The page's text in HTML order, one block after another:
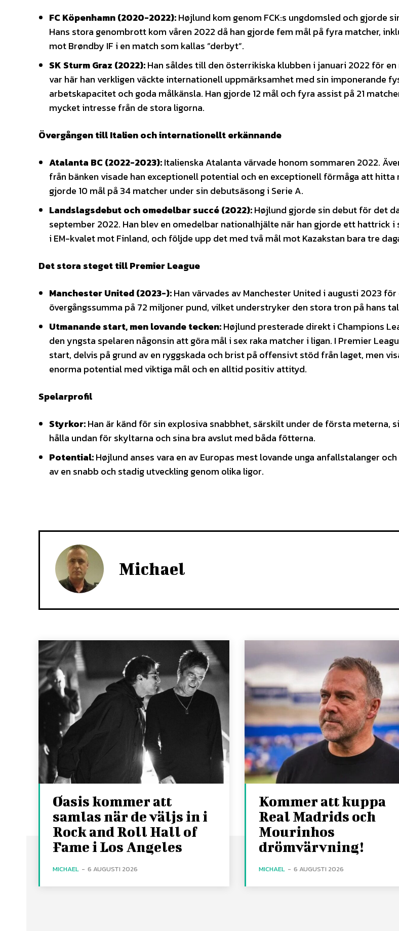
FC Köpenhamn (2020-2022):Højlund kom genom FCK:s ungdomsled och gjorde
Hans stora genombrott kom våren 2022 då han gjorde fem mål på fyra matcher,
mot Brøndby IF i en match som kallas ”derbyt”.
SK Sturm Graz (2022):Han såldes till den österrikiska klubben i januari 2022 för
var här han verkligen väckte internationell uppmärksamhet med sin imponerande
arbetskapacitet och goda målkänsla. Han gjorde 12 mål och fyra assist på 21
mycket intresse från de stora ligorna.
Övergången till Italien och internationellt erkännande
Atalanta BC (2022-2023):Italienska Atalanta värvade honom sommaren 2022.
från bänken visade han exceptionell potential och en exceptionell förmåga att hitta
gjorde 10 mål på 34 matcher under sin debutsäsong i Serie A.
Landslagsdebut och omedelbar succé (2022):Højlund gjorde sin debut för det
september 2022. Han blev en omedelbar nationalhjälte när han gjorde ett hattrick
i EM-kvalet mot Finland, och följde upp det med två mål mot Kazakstan bara tre
Det stora steget till Premier League
Manchester United (2023-):Han värvades av Manchester United i augusti 2023
övergångssumma på 72 miljoner pund, vilket understryker den stora tron på hans
Utmanande start, men lovande tecken:Højlund presterade direkt i Champions
den yngsta spelaren någonsin att göra mål i sex raka matcher i ligan. I Premier
start, delvis på grund av en ryggskada och brist på offensivt stöd från laget, men
enorma potential med viktiga mål och en alltid positiv attityd.
Spelarprofil
Styrkor:Han är känd för sin explosiva snabbhet, särskilt under de första meterna,
hålla undan för skyltarna och sina bra avslut med båda fötterna.
Potential:Højlund anses vara en av Europas mest lovande unga anfallstalanger
av en snabb och stadig utveckling genom olika ligor.
Michael
Oasis kommer att
samlas när de väljs in i
Rock and Roll Hall of
Fame i Los Angeles
MICHAEL - 6 AUGUSTI 2026
Kommer att kuppa
Real Madrids och
Mourinhos
drömvärvning!
MICHAEL - 6 AUGUSTI 2026